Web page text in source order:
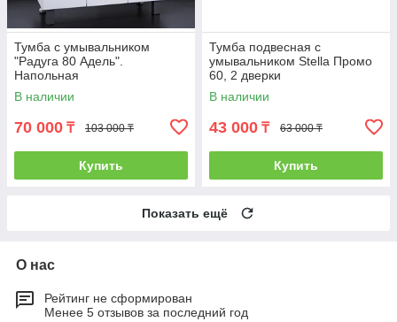
Тумба с умывальником
"Радуга 80 Адель".
Напольная
В наличии
70 000 ₸ 103 000 ₸
Купить
Тумба подвесная с
умывальником Stella Промо
60, 2 дверки
В наличии
43 000 ₸ 63 000 ₸
Купить
Показать ещё
О нас
Рейтинг не сформирован
Менее 5 отзывов за последний год